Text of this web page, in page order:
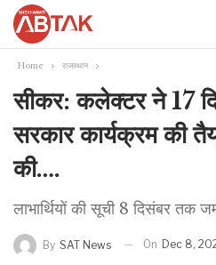
Home राजस्थान
सीकर: कलेक्टर ने 17
सरकार कार्यक्रम की
की….
लाभार्थियों की सूची 8 दिसंबर तक
By SAT News On Dec 8,